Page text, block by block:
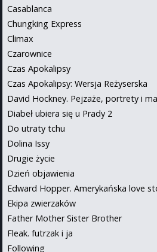
Casablanca
Chungking Express
Climax
Czarownice
Czas Apokalipsy
Czas Apokalipsy: Wersja Reżyserska
David Hockney. Pejzaże, portrety i
Diabeł ubiera się u Prady 2
Do utraty tchu
Dolina Issy
Drugie życie
Dzień objawienia
Edward Hopper. Amerykańska love
Ekipa zwierzaków
Father Mother Sister Brother
Fleak. futrzak i ja
Following